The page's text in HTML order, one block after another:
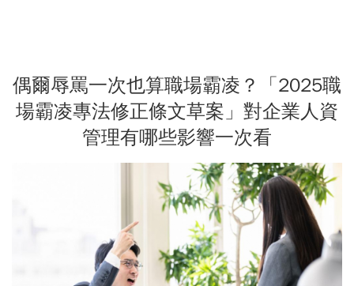
偶爾辱罵一次也算職場霸凌？「2025職
場霸凌專法修正條文草案」對企業人資
管理有哪些影響一次看